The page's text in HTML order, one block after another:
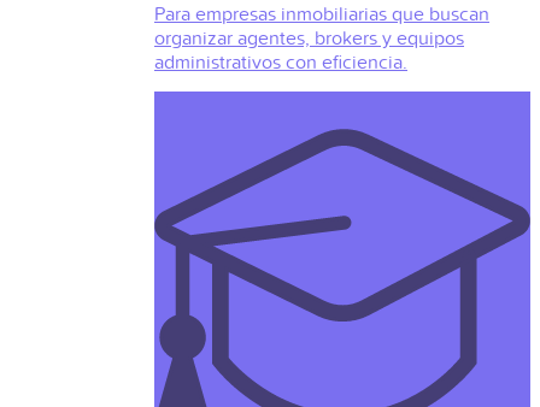
Para empresas inmobiliarias que buscan
organizar agentes, brokers y equipos
administrativos con eficiencia.